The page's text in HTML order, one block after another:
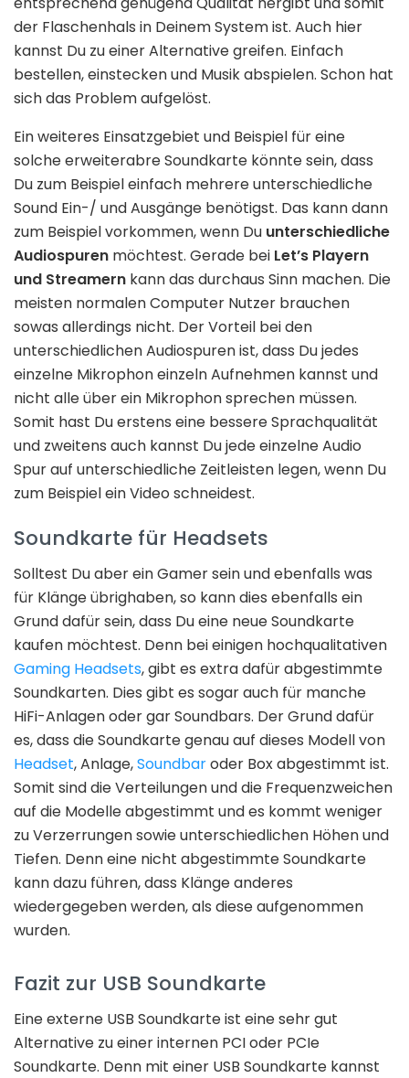
der Flaschenhals in Deinem System ist. Auch hier
kannst Du zu einer Alternative greifen. Einfach
bestellen, einstecken und Musik abspielen. Schon hat
sich das Problem aufgelöst.
Ein weiteres Einsatzgebiet und Beispiel für eine
solche erweiterabre Soundkarte könnte sein, dass
Du zum Beispiel einfach mehrere unterschiedliche
Sound Ein-/ und Ausgänge benötigst. Das kann dann
zum Beispiel vorkommen, wenn Du unterschiedliche
Audiospuren möchtest. Gerade bei Let’s Playern
und Streamern kann das durchaus Sinn machen. Die
meisten normalen Computer Nutzer brauchen
sowas allerdings nicht. Der Vorteil bei den
unterschiedlichen Audiospuren ist, dass Du jedes
einzelne Mikrophon einzeln Aufnehmen kannst und
nicht alle über ein Mikrophon sprechen müssen.
Somit hast Du erstens eine bessere Sprachqualität
und zweitens auch kannst Du jede einzelne Audio
Spur auf unterschiedliche Zeitleisten legen, wenn Du
zum Beispiel ein Video schneidest.
Soundkarte für Headsets
Solltest Du aber ein Gamer sein und ebenfalls was
für Klänge übrighaben, so kann dies ebenfalls ein
Grund dafür sein, dass Du eine neue Soundkarte
kaufen möchtest. Denn bei einigen hochqualitativen
Gaming Headsets, gibt es extra dafür abgestimmte
Soundkarten. Dies gibt es sogar auch für manche
HiFi-Anlagen oder gar Soundbars. Der Grund dafür
es, dass die Soundkarte genau auf dieses Modell von
Headset, Anlage,Soundbaroder Box abgestimmt ist.
Somit sind die Verteilungen und die Frequenzweichen
auf die Modelle abgestimmt und es kommt weniger
zu Verzerrungen sowie unterschiedlichen Höhen und
Tiefen. Denn eine nicht abgestimmte Soundkarte
kann dazu führen, dass Klänge anderes
wiedergegeben werden, als diese aufgenommen
wurden.
Fazit zur USB Soundkarte
Eine externe USB Soundkarte ist eine sehr gut
Alternative zu einer internen PCI oder PCIe
Soundkarte. Denn mit einer USB Soundkarte kannst